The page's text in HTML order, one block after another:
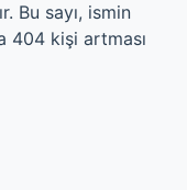
Bu sayı, ismin
404 kişi artması